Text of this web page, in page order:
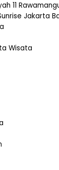
11
Jakarta
Wisata